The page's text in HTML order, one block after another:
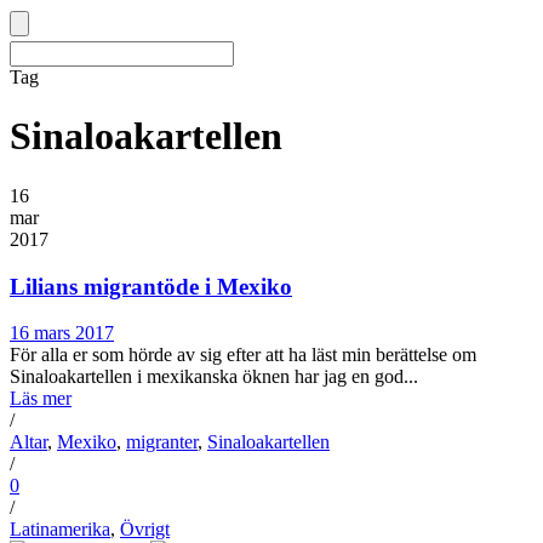
Tag
Sinaloakartellen
16
mar
2017
Lilians migrantöde i Mexiko
16 mars 2017
För alla er som hörde av sig efter att ha läst min berättelse om
Sinaloakartellen i mexikanska öknen har jag en god...
Läs mer
/
Altar, Mexiko, migranter, Sinaloakartellen
/
0
/
Latinamerika, Övrigt